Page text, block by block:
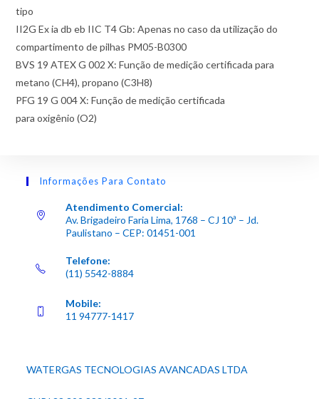
tipo
II2G Ex ia db eb IIC T4 Gb: Apenas no caso da utilização do
compartimento de pilhas PM05-B0300
BVS 19 ATEX G 002 X: Função de medição certificada para
metano (CH4), propano (C3H8)
PFG 19 G 004 X: Função de medição certificada
para oxigênio (O2)
Informações Para Contato
Atendimento Comercial:
Av. Brigadeiro Faria Lima, 1768 – CJ 10ª – Jd.
Paulistano – CEP: 01451-001
Telefone:
(11) 5542-8884
Mobile:
11 94777-1417
WATERGAS TECNOLOGIAS AVANCADAS LTDA